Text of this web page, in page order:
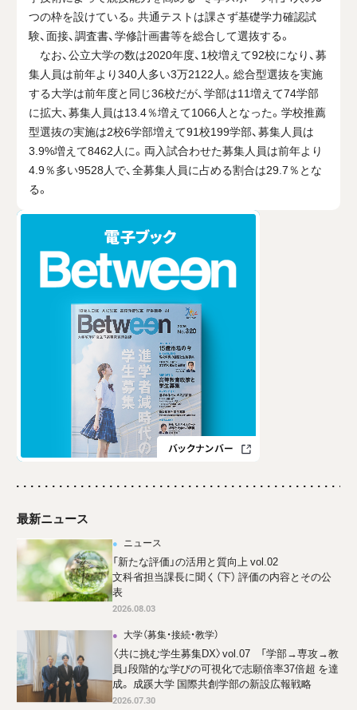
つの枠を設けている。共通テストは課さず基礎学力確認試
験、面接、調査書、学修計画書等を総合して選抜する。
なお、公立大学の数は2020年度、1校増えて92校になり、募
集人員は前年より340人多い3万2122人。総合型選抜を実施
する大学は前年度と同じ36校だが、学部は11増えて74学部
に拡大、募集人員は13.4％増えて1066人となった。学校推薦
型選抜の実施は2校6学部増えて91校199学部、募集人員は
3.9%増えて8462人に。両入試合わせた募集人員は前年より
4.9％多い9528人で、全募集人員に占める割合は29.7％とな
る。
最新ニュース
ニュース
「新たな評価」の活用と質向上 vol.02
文科省担当課長に聞く（下） 評価の内容とその公
表
2026.08.03
大学（募集・接続・教学）
〈共に挑む学生募集DX〉vol.07 「学部→専攻→教
員」段階的な学びの可視化で志願倍率37倍超 を達
成。 成蹊大学 国際共創学部の新設広報戦略
2026.07.30